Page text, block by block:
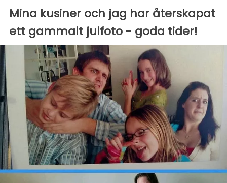
Mina kusiner och jag har återskapat
ett gammalt julfoto - goda tider!